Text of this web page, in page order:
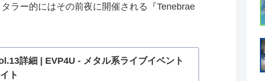
ラー的にはその前夜に開催される『Tenebrae
詳細 | EVP4U - メタル系ライブイベント
ト